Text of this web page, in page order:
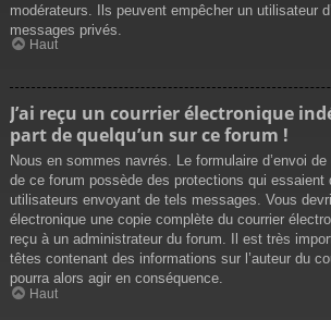
modérateurs. Ils peuvent empêcher un utilisateur
messages privés.
Haut
J’ai reçu un courrier électronique
part de quelqu’un sur ce forum !
Nous en sommes navrés. Le formulaire d’envoi
de ce forum possède des protections qui essaient
utilisateurs envoyant de tels messages. Vous
électronique une copie complète du courrier
reçu à un administrateur du forum. Il est très
têtes contenant des informations sur l’auteur du
pourra alors agir en conséquence.
Haut